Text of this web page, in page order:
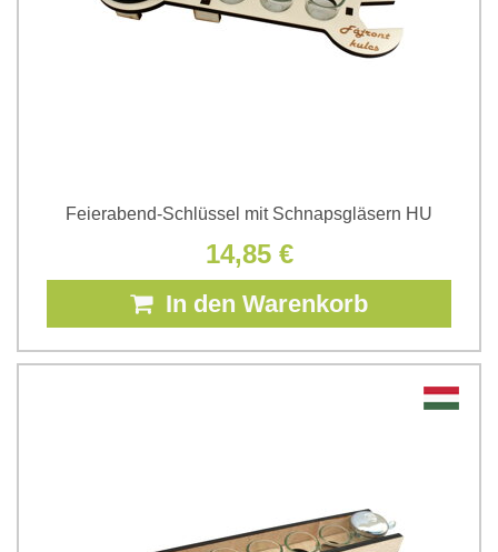
Feierabend-Schlüssel mit Schnapsgläsern HU
14,85 €
In den Warenkorb